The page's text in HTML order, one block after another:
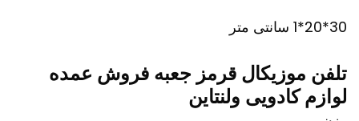
30*20*1 سانتی متر
تلفن موزیکال قرمز جعبه فروش عمده
لوازم کادویی ولنتاین